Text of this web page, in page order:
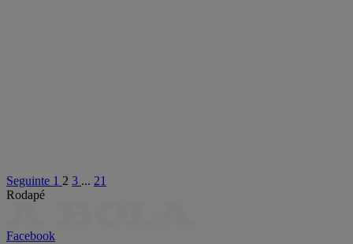
Seguinte 1 2 3 ... 21
Rodapé
Facebook